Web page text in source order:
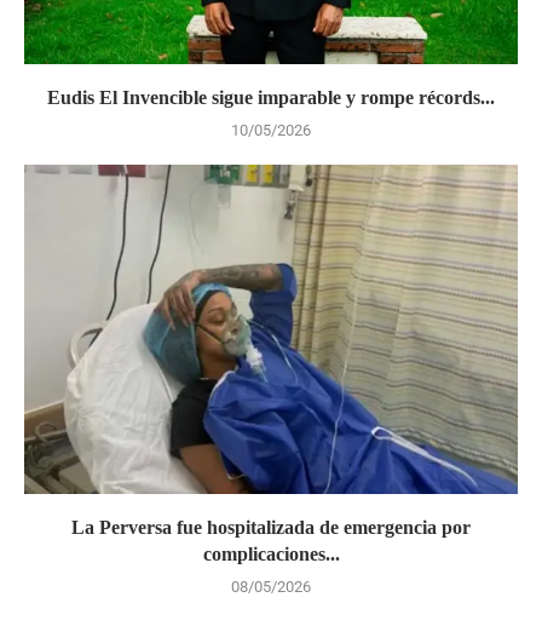
Eudis El Invencible sigue imparable y rompe récords...
10/05/2026
La Perversa fue hospitalizada de emergencia por
complicaciones...
08/05/2026